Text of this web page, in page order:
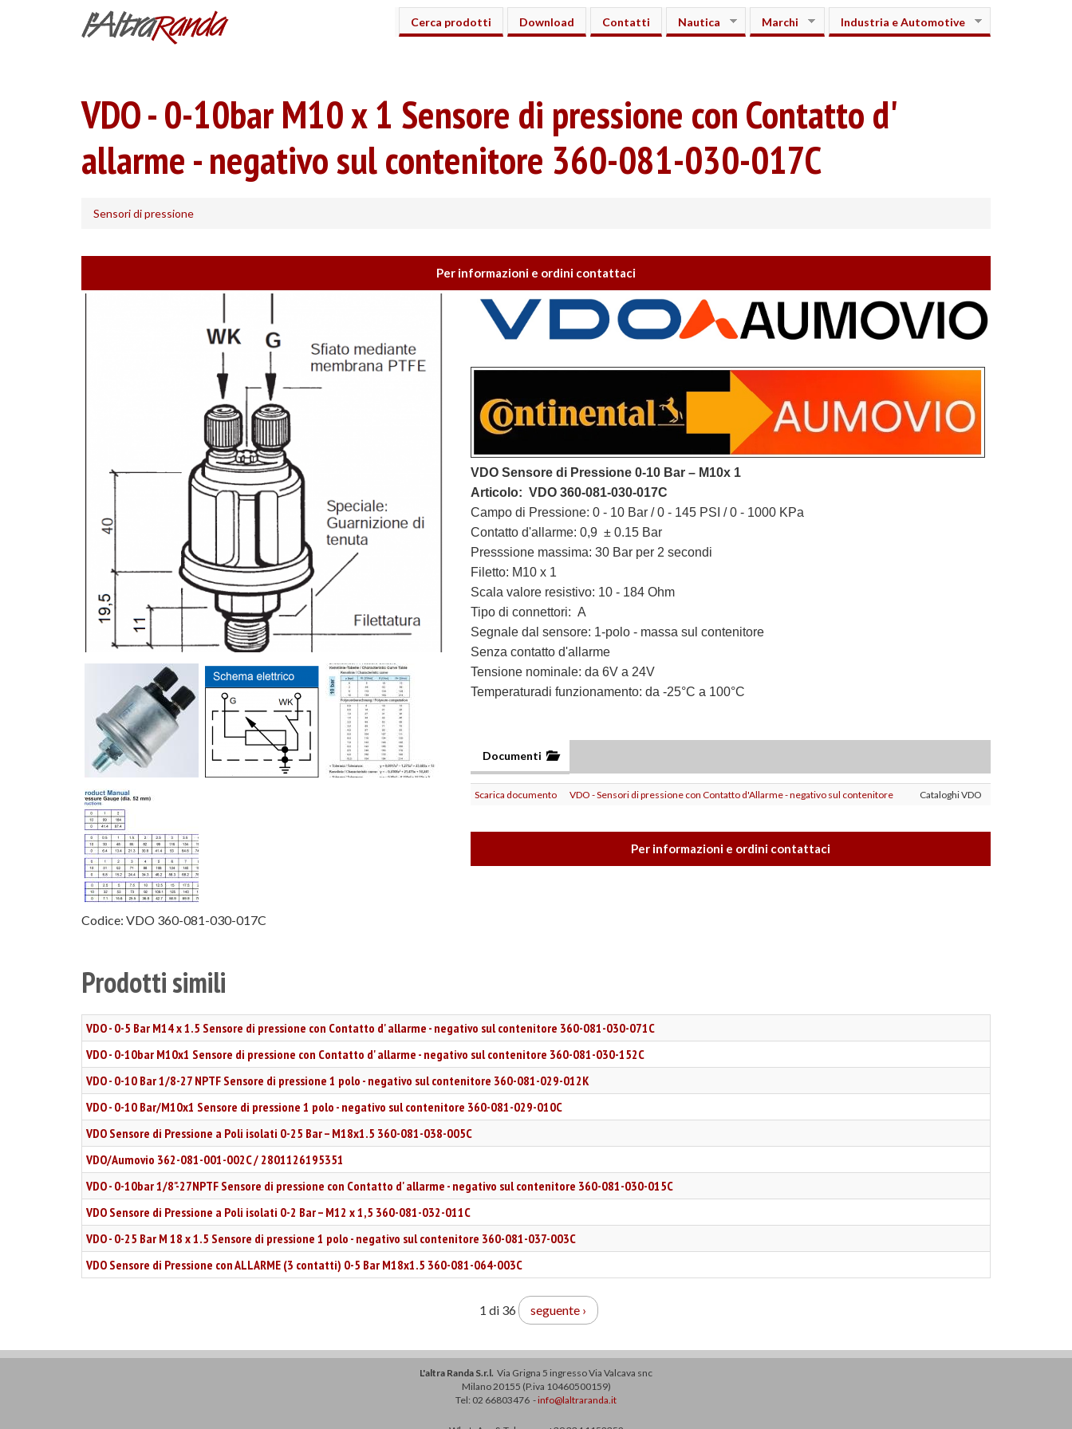
Cerca prodotti Download Contatti Nautica Marchi Industria e Automotive
VDO - 0-10bar M10 x 1 Sensore di pressione con Contatto d'
allarme - negativo sul contenitore 360-081-030-017C
Sensori di pressione
Per informazioni e ordini contattaci
Codice: VDO 360-081-030-017C
VDO Sensore di Pressione 0-10 Bar – M10x 1
Articolo: VDO 360-081-030-017C
Campo di Pressione: 0 - 10 Bar / 0 - 145 PSI / 0 - 1000 KPa
Contatto d'allarme: 0,9 ± 0.15 Bar
Presssione massima: 30 Bar per 2 secondi
Filetto: M10 x 1
Scala valore resistivo: 10 - 184 Ohm
Tipo di connettori: A
Segnale dal sensore: 1-polo - massa sul contenitore
Senza contatto d'allarme
Tensione nominale: da 6V a 24V
Temperaturadi funzionamento: da -25°C a 100°C
Documenti
Scarica documento VDO - Sensori di pressione con Contatto d'Allarme - negativo sul contenitore Cataloghi VDO
Per informazioni e ordini contattaci
Prodotti simili
VDO - 0-5 Bar M14 x 1.5 Sensore di pressione con Contatto d' allarme - negativo sul contenitore 360-081-030-071C
VDO - 0-10bar M10x1 Sensore di pressione con Contatto d' allarme - negativo sul contenitore 360-081-030-152C
VDO - 0-10 Bar 1/8-27 NPTF Sensore di pressione 1 polo - negativo sul contenitore 360-081-029-012K
VDO - 0-10 Bar/M10x1 Sensore di pressione 1 polo - negativo sul contenitore 360-081-029-010C
VDO Sensore di Pressione a Poli isolati 0-25 Bar – M18x1.5 360-081-038-005C
VDO/Aumovio 362-081-001-002C / 2801126195351
VDO - 0-10bar 1/8"-27NPTF Sensore di pressione con Contatto d' allarme - negativo sul contenitore 360-081-030-015C
VDO Sensore di Pressione a Poli isolati 0-2 Bar – M12 x 1,5 360-081-032-011C
VDO - 0-25 Bar M 18 x 1.5 Sensore di pressione 1 polo - negativo sul contenitore 360-081-037-003C
VDO Sensore di Pressione con ALLARME (3 contatti) 0-5 Bar M18x1.5 360-081-064-003C
1 di 36 seguente ›
L'altra Randa S.r.l. Via Grigna 5 ingresso Via Valcava snc
Milano 20155 (P.iva 10460500159)
Tel: 02 66803476 -info@laltraranda.it